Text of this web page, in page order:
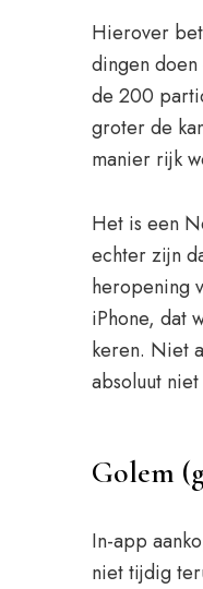
Hierover
dingen
de 200
groter de
manier rijk
Het is een
echter zijn
heropening
iPhone, dat
keren. Niet
absoluut
Golem
In-app
niet tijdig